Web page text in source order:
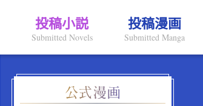
投稿小説
Submitted Novels
投稿漫画
Submitted Manga